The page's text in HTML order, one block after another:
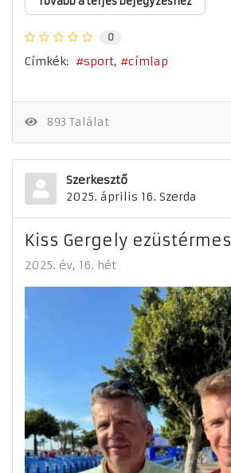
0
Címkék: sport címlap
893 Találat
Szerkesztő
2025. április 16. Szerda
Kiss Gergely ezüstérmes
2025. év 16. hét